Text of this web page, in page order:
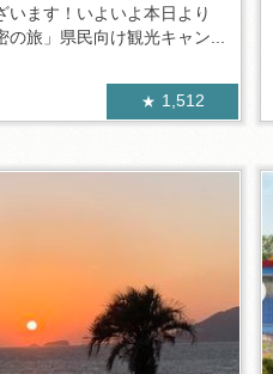
います！いよいよ本日より
の旅」県民向け観光キャン...
1,512